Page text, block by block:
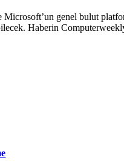
genel bulut
Haberin